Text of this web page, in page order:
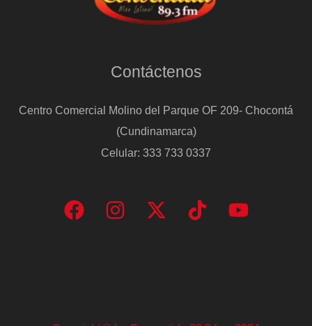
Contáctenos
Centro Comercial Molino del Parque OF 209- Chocontá
(Cundinamarca)
Celular: 333 733 0337